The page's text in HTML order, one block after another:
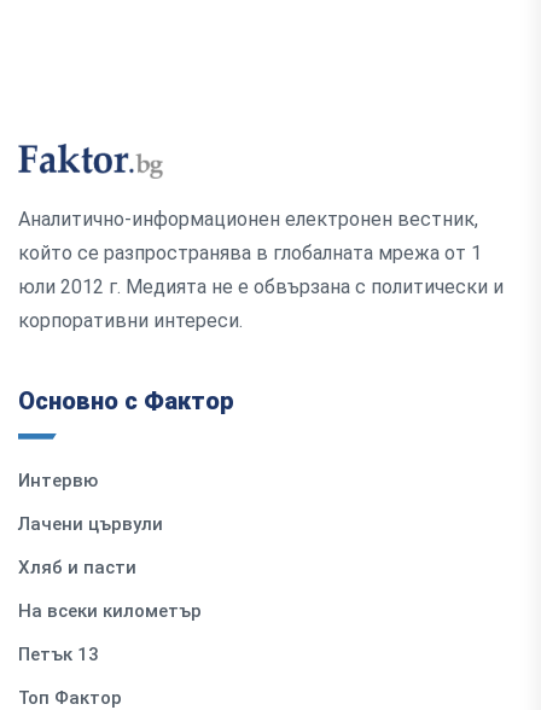
Аналитично-информационен електронен вестник,
който се разпространява в глобалната мрежа от 1
юли 2012 г. Медията не е обвързана с политически и
корпоративни интереси.
Основно с Фактор
Интервю
Лачени цървули
Хляб и пасти
На всеки километър
Петък 13
Топ Фактор